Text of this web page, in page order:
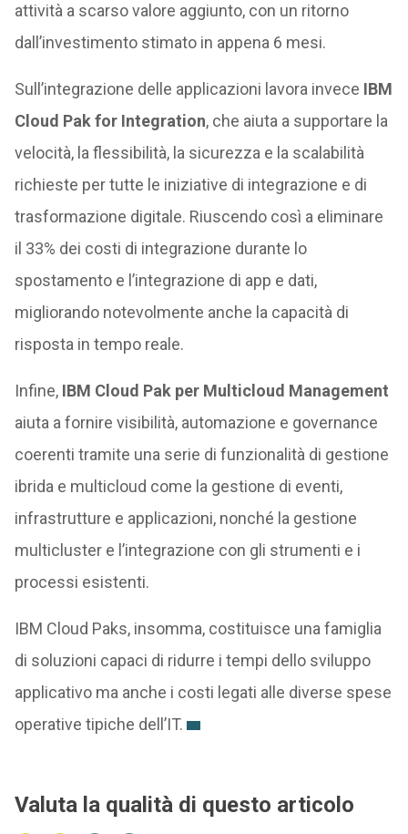
attività a scarso valore aggiunto, con un ritorno
dall’investimento stimato in appena 6 mesi.
Sull’integrazione delle applicazioni lavora invece IBM
Cloud Pak for Integration, che aiuta a supportare la
velocità, la flessibilità, la sicurezza e la scalabilità
richieste per tutte le iniziative di integrazione e di
trasformazione digitale. Riuscendo così a eliminare
il 33% dei costi di integrazione durante lo
spostamento e l’integrazione di app e dati,
migliorando notevolmente anche la capacità di
risposta in tempo reale.
Infine, IBM Cloud Pak per Multicloud Management
aiuta a fornire visibilità, automazione e governance
coerenti tramite una serie di funzionalità di gestione
ibrida e multicloud come la gestione di eventi,
infrastrutture e applicazioni, nonché la gestione
multicluster e l’integrazione con gli strumenti e i
processi esistenti.
IBM Cloud Paks, insomma, costituisce una famiglia
di soluzioni capaci di ridurre i tempi dello sviluppo
applicativo ma anche i costi legati alle diverse spese
operative tipiche dell’IT.
Valuta la qualità di questo articolo